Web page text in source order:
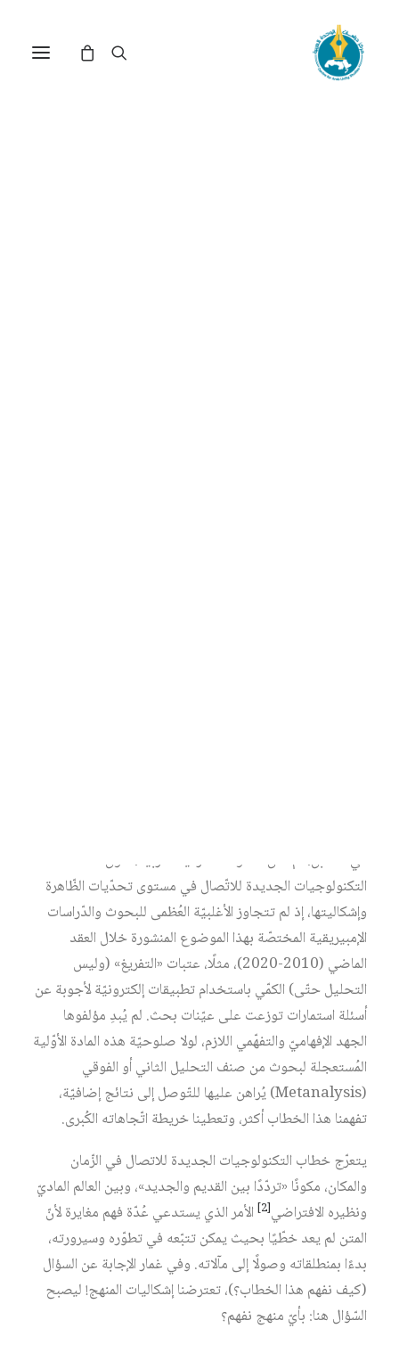
فيمقالات
في المقابل، لم تكن المدوّنة المعرفيّة العربيّة، حول
التكنولوجيات الجديدة للاتّصال في مستوى تحدّيات الظّاهرة
وإشكاليتها، إذ لم تتجاوز الأغلبيّة العُظمى للبحوث والدّراسات
الإمبيريقية المختصّة بهذا الموضوع المنشورة خلال العقد
الماضي (2010-2020)، مثلًا، عتبات «التفريغ» (وليس
التحليل حتّى) الكمّي باستخدام تطبيقات إلكترونيّة لأجوبة عن
أسئلة استمارات توزعت على عيّنات بحث. لم يُبدِ مؤلفوها
الجهد الإفهاميّ والتفهّمي اللازم، لولا صلوحيّة هذه المادة الأوّلية
المُستعجلة لبحوث من صنف التحليل الثاني أو الفوقي
(Metanalysis) يُراهن عليها للتّوصل إلى نتائج إضافيّة،
تفهمنا هذا الخطاب أكثر، وتعطينا خريطة اتّجاهاته الكُبرى.
يتعرّج خطاب التكنولوجيات الجديدة للاتصال في الزّمان
والمكان، مكونًا «تردّدًا بين القديم والجديد»، وبين العالم الماديّ
ونظيره الافتراضي[2]
الأمر الذي يستدعي عُدّة فهم مغايرة لأنّ
المتن لم يعد خطّيًا بحيث يمكن تتبّعه في تطوّره وسيرورته،
بدءًا بمنطلقاته وصولًا إلى مآلاته. وفي غمار الإجابة عن السؤال
(كيف نفهم هذا الخطاب؟)، تعترضنا إشكاليات المنهج! ليصبح
السّؤال هنا: بأيّ منهج نفهم؟